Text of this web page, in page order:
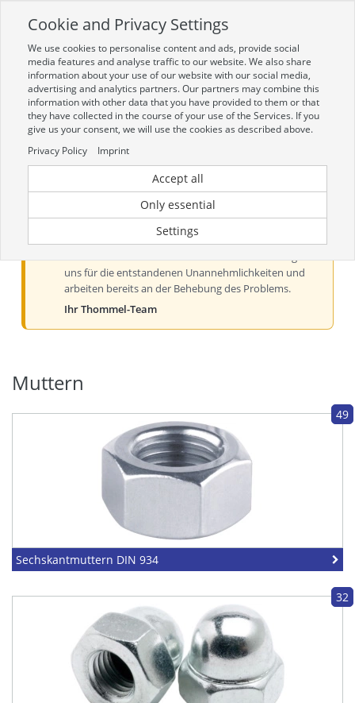
Zur mobilen Kompaktversion (Login erforderlich)
Toggle
navigation
Aktueller Hinweis zur Preis- und
Verfügbarkeitsanzeige
Liebe Kundinnen und Kunden, derzeit kann es bei der
Preis- und Verfügbarkeitsanzeige aus technischen
uns für die entstandenen Unannehmlichkeiten und
arbeiten bereits an der Behebung des Problems.
Ihr Thommel-Team
Muttern
49
Sechskantmuttern DIN 934
32
Cookie and Privacy Settings
We use cookies to personalise content and ads, provide social
media features and analyse traffic to our website. We also share
information about your use of our website with our social media,
advertising and analytics partners. Our partners may combine this
information with other data that you have provided to them or that
they have collected in the course of your use of the Services. If you
give us your consent, we will use the cookies as described above.
Privacy Policy
Imprint
Accept all
Only essential
Settings